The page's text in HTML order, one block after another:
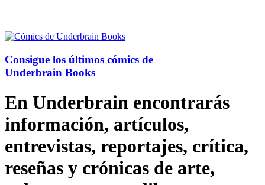
Consigue los últimos cómics de
Underbrain Books
En Underbrain encontrarás
información, artículos,
entrevistas, reportajes, crítica,
reseñas y crónicas de arte,